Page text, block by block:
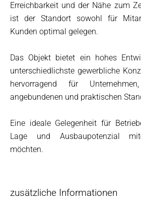
Erreichbarkeit und der Nähe zum
ist der Standort sowohl für
Kunden optimal gelegen.
Das Objekt bietet ein hohes
unterschiedlichste gewerbliche
hervorragend für
angebundenen und praktischen
Eine ideale Gelegenheit für
Lage und Ausbaupotenzial
möchten.
zusätzliche Informationen